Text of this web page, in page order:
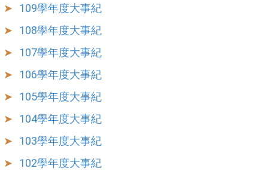
109學年度大事紀
108學年度大事紀
107學年度大事紀
106學年度大事紀
105學年度大事紀
104學年度大事紀
103學年度大事紀
102學年度大事紀